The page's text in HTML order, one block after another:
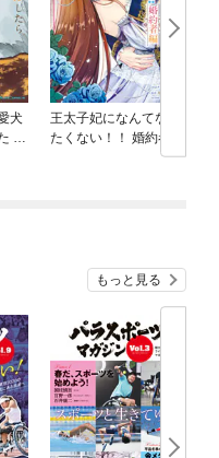
犬
～
王太子妃になんてなり
たくない！！ 婚約者編
もっと見る